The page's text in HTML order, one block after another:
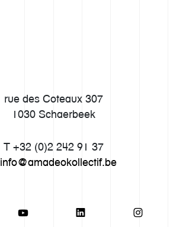
rue des Coteaux 307
1030 Schaerbeek
T +32 (0)2 242 91 37
info@amadeokollectif.be